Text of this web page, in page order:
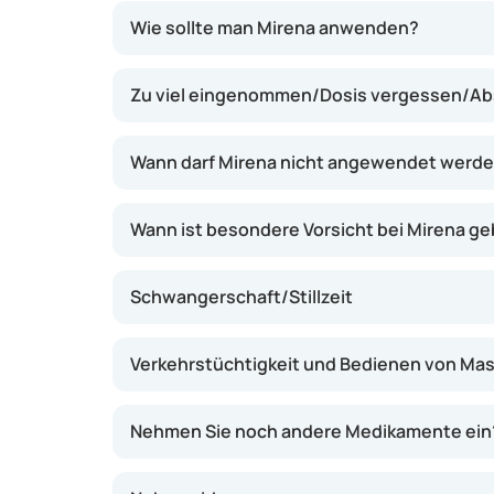
Gebärmutter ab. Dieses Hormon sorgt
wird es den Spermien erschwert, eine Eizelle
Menstruationsbeschwerden lindern und den
Menstruation deutlich verringern oder sogar
Wie sollte man Mirena anwenden?
Zu viel eingenommen/Dosis vergessen/
Wann darf Mirena nicht angewendet
Wann ist besondere Vorsicht bei Mirena
Schwangerschaft/Stillzeit
Verkehrstüchtigkeit und Bedienen von
Nehmen Sie noch andere Medikamente